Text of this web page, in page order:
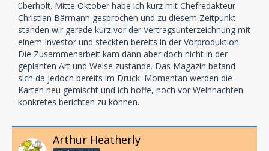
"Freilanzer? Wat'n dat denn?"
überholt. Mitte Oktober habe ich kurz mit Chefredakteur
Christian Bärmann gesprochen und zu diesem Zeitpunkt
standen wir gerade kurz vor der Vertragsunterzeichnung mit
einem Investor und steckten bereits in der Vorproduktion.
Die Zusammenarbeit kam dann aber doch nicht in der
geplanten Art und Weise zustande. Das Magazin befand
sich da jedoch bereits im Druck. Momentan werden die
Karten neu gemischt und ich hoffe, noch vor Weihnachten
konkretes berichten zu können.
Arthur Heatherly